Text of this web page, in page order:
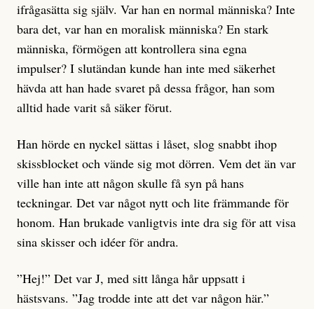
ifrågasätta sig själv. Var han en normal människa? Inte
bara det, var han en moralisk människa? En stark
människa, förmögen att kontrollera sina egna
impulser? I slutändan kunde han inte med säkerhet
hävda att han hade svaret på dessa frågor, han som
alltid hade varit så säker förut.
Han hörde en nyckel sättas i låset, slog snabbt ihop
skissblocket och vände sig mot dörren. Vem det än var
ville han inte att någon skulle få syn på hans
teckningar. Det var något nytt och lite främmande för
honom. Han brukade vanligtvis inte dra sig för att visa
sina skisser och idéer för andra.
”Hej!” Det var J, med sitt långa hår uppsatt i
hästsvans. ”Jag trodde inte att det var någon här.”